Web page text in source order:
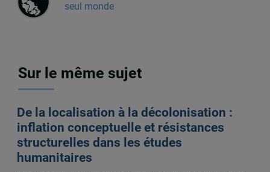
seul monde
Sur le même sujet
De la localisation à la décolonisation :
inflation conceptuelle et résistances
structurelles dans les études
humanitaires